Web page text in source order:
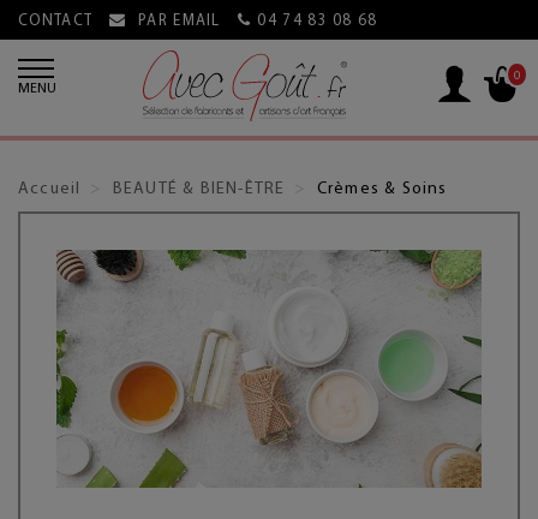
CONTACT PAR EMAIL 04 74 83 08 68
MENU
0
Accueil BEAUTÉ & BIEN-ÊTRE Crèmes & Soins